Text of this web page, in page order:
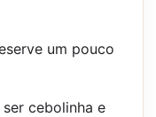
um pouco
cebolinha e